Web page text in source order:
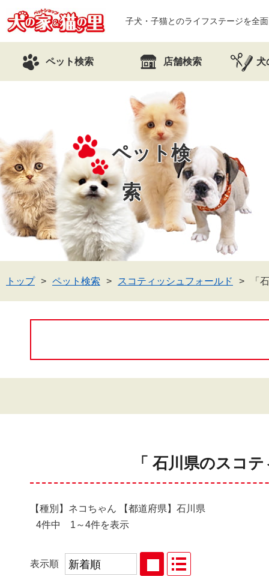
子犬・子猫とのライフステージを全
ペット検索 店舗検索 犬
ペット検
索
トップ ペット検索 スコティッシュフォールド 「
「 石川県のスコ
【種別】ネコちゃん 【都道府県】石川県
4件中 1～4件を表示
表示順